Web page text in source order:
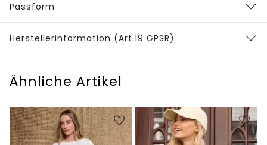
Passform
Herstellerinformation (Art.19 GPSR)
Ähnliche Artikel